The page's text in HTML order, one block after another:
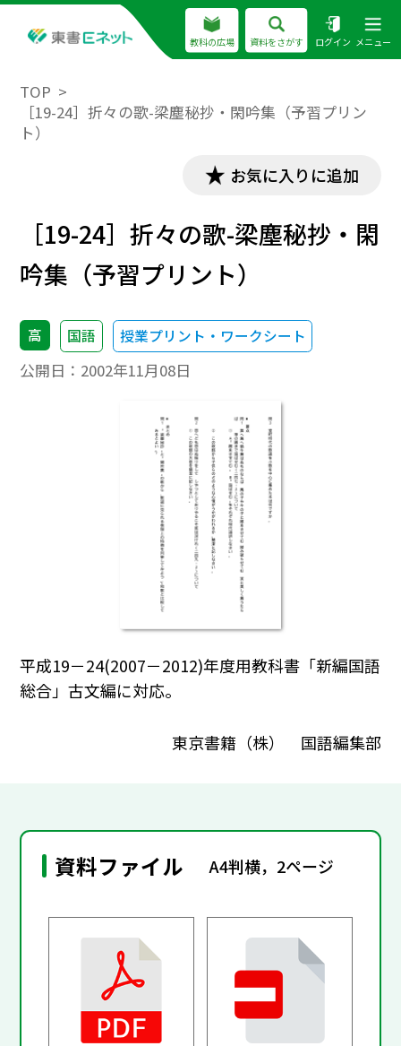
教科の広場 資料をさがす ログイン メニュー
TOP
［19-24］折々の歌-梁塵秘抄・閑吟集（予習プリン
ト）
お気に入りに追加
［19-24］折々の歌-梁塵秘抄・閑
吟集（予習プリント）
高 国語 授業プリント・ワークシート
公開日： 2002年11月08日
平成19－24(2007－2012)年度用教科書「新編国語
総合」古文編に対応。
東京書籍（株） 国語編集部
資料ファイル A4判横，2ページ